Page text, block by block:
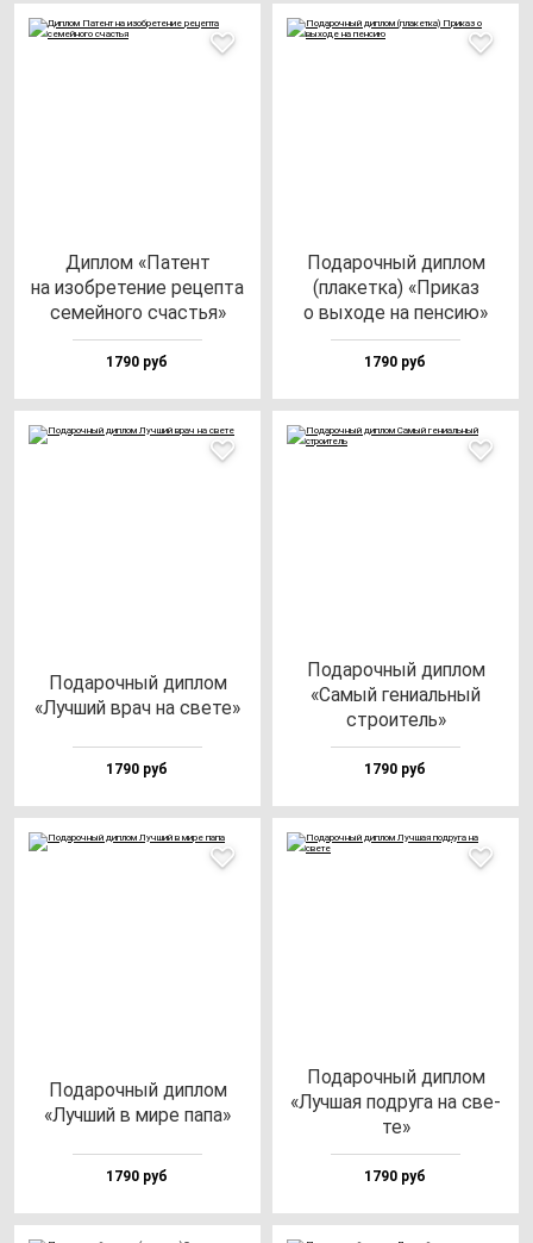
Дип­лом «Патент
на изоб­ре­те­ние ре­цеп­та
се­мей­но­го счастья»
1790 руб
Пода­роч­ный дип­лом
(пла­кет­ка) «При­каз
о вы­хо­де на пен­сию»
1790 руб
Пода­роч­ный дип­лом
«Луч­ший врач на све­те»
1790 руб
Пода­роч­ный дип­лом
«Самый ге­ни­аль­ный
стро­итель»
1790 руб
Пода­роч­ный дип­лом
«Луч­ший в ми­ре па­па»
1790 руб
Пода­роч­ный дип­лом
«Луч­шая под­ру­га на све­
те»
1790 руб